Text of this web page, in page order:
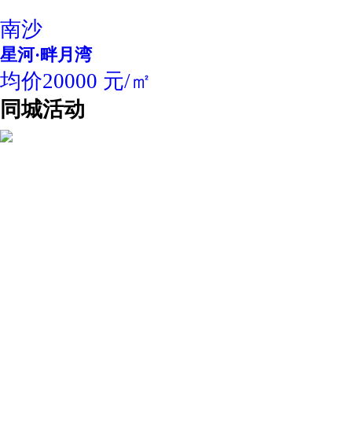
南沙
星河·畔月湾
均价20000 元/㎡
同城活动